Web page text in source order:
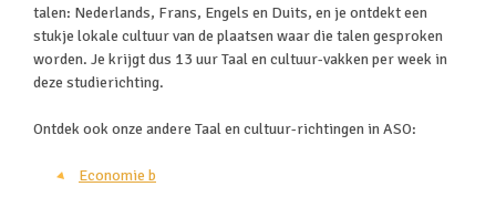
talen: Nederlands, Frans, Engels en Duits, en je ontdekt een
stukje lokale cultuur van de plaatsen waar die talen gesproken
worden. Je krijgt dus 13 uur Taal en cultuur-vakken per week in
deze studierichting.
Ontdek ook onze andere Taal en cultuur-richtingen in ASO:
Economie b